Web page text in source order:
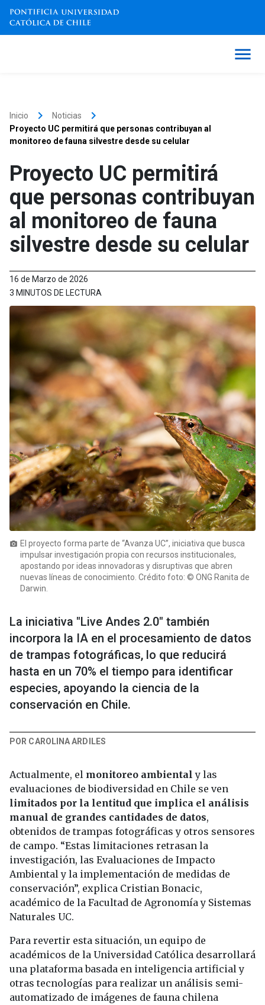
Inicio keyboard_arrow_right Noticias keyboard_arrow_right
Proyecto UC permitirá que personas contribuyan al
monitoreo de fauna silvestre desde su celular
Proyecto UC permitirá
que personas contribuyan
al monitoreo de fauna
silvestre desde su celular
16 de Marzo de 2026
3 MINUTOS DE LECTURA
photo_camera El proyecto forma parte de “Avanza UC”, iniciativa que busca
impulsar investigación propia con recursos institucionales,
apostando por ideas innovadoras y disruptivas que abren
nuevas líneas de conocimiento. Crédito foto: © ONG Ranita de
Darwin.
La iniciativa "Live Andes 2.0" también
incorpora la IA en el procesamiento de datos
de trampas fotográficas, lo que reducirá
hasta en un 70% el tiempo para identificar
especies, apoyando la ciencia de la
conservación en Chile.
POR CAROLINA ARDILES
Actualmente, el monitoreo ambientaly las
evaluaciones de biodiversidad en Chile se ven
limitados por la lentitud que implica el análisis
manual de grandes cantidades de datos,
obtenidos de trampas fotográficas y otros sensores
de campo. “Estas limitaciones retrasan la
investigación, las Evaluaciones de Impacto
Ambiental y la implementación de medidas de
conservación”, explica Cristian Bonacic,
académico de la Facultad de Agronomía y Sistemas
Naturales UC.
Para revertir esta situación, un equipo de
académicos de la Universidad Católica desarrollará
una plataforma basada en inteligencia artificial y
otras tecnologías para realizar un análisis semi-
automatizado de imágenes de fauna chilena